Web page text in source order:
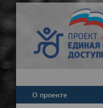
О проекте